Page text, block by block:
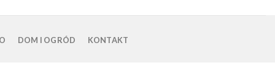
DOM I OGRÓD KONTAKT